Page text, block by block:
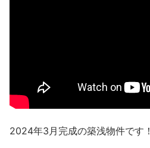
2024年3月完成の築浅物件です！